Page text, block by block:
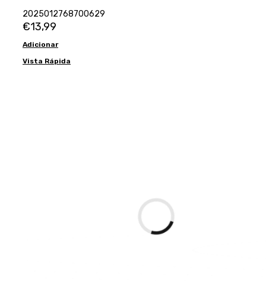
2025012768700629
€13,99
Adicionar
Vista Rápida